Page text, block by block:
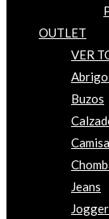
OUTLET
VER
Buzos
Jeans